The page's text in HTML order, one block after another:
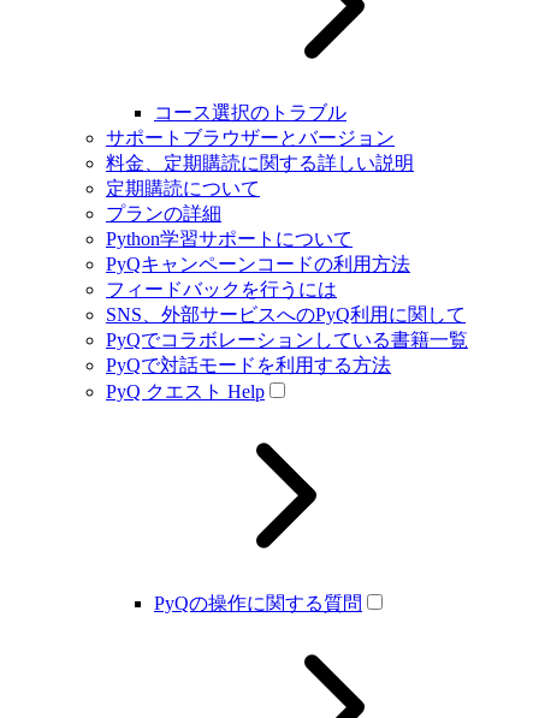
コース選択のトラブル
サポートブラウザーとバージョン
料金、定期購読に関する詳しい説明
定期購読について
プランの詳細
Python学習サポートについて
PyQキャンペーンコードの利用方法
フィードバックを行うには
SNS、外部サービスへのPyQ利用に関して
PyQでコラボレーションしている書籍一覧
PyQで対話モードを利用する方法
PyQ クエスト Help
PyQの操作に関する質問